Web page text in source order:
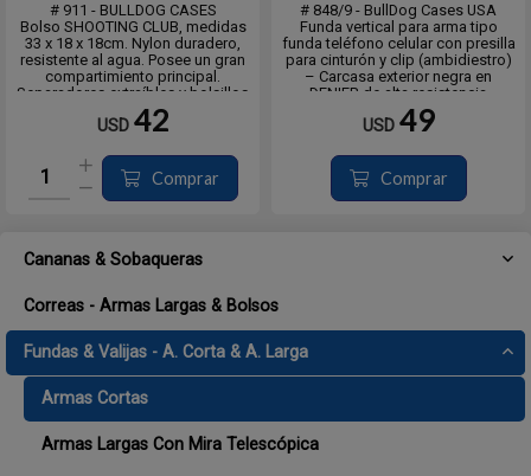
Cananas & Sobaqueras
Correas - Armas Largas & Bolsos
Fundas & Valijas - A. Corta & A. Larga
Armas Cortas
Armas Largas Con Mira Telescópica
# 911 - BULLDOG CASES
Bolso SHOOTING CLUB, medidas
33 x 18 x 18cm. Nylon duradero,
resistente al agua. Posee un gran
compartimiento principal.
Separadores extraíbles y bolsillos
exteriores para almacenamiento
adicional. Azul marino, bolsillos
seguridad. Correa ajusta...
USD 42
Comprar
# 848/9 - BullDog Cases USA
Funda vertical para arma tipo
funda teléfono celular con presilla
para cinturón y clip (ambidiestro)
– Carcasa exterior negra en
DENIER de alta resistencia
– Pestillos magnéticos para abrir y
cerrar fácilmente
metal para facilitar su...
USD 49
Comprar